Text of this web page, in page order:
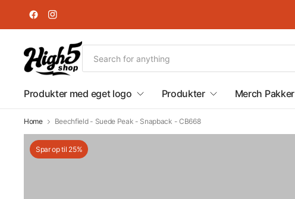
Produkter med eget logo Produkter Merch Pakker
Home Beechfield - Suede Peak - Snapback - CB668
Spar op til 25%